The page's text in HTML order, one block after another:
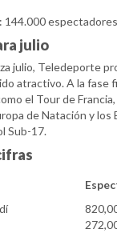
144.000
julio
julio, Teledeporte
atractivo. A la fase
el Tour de
de Natación y los
Sub-17.